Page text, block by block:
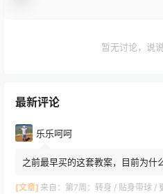
暂无讨论，说
最新评论
乐乐呵呵
之前最早买的这套教案，目前为什
[文章] 来自： 第7周：转身 / 贴身带球 /